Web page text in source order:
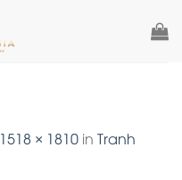
1518 × 1810 in Tranh